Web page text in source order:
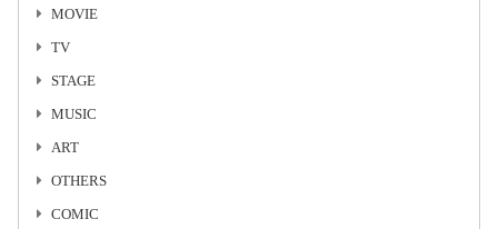
MOVIE
TV
STAGE
MUSIC
ART
OTHERS
COMIC